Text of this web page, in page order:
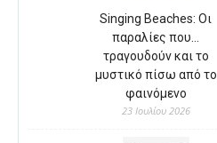
Singing Beaches: Οι
παραλίες που…
τραγουδούν και το
μυστικό πίσω από το
φαινόμενο
23 Ιουλίου 2026